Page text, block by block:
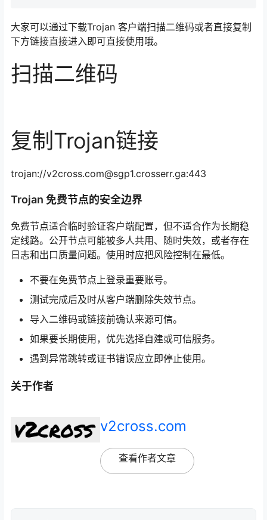
大家可以通过下载Trojan 客户端扫描二维码或者直接复制
下方链接直接进入即可直接使用哦。
扫描二维码
复制Trojan链接
trojan://v2cross.com@sgp1.crosserr.ga:443
Trojan 免费节点的安全边界
免费节点适合临时验证客户端配置，但不适合作为长期稳
定线路。公开节点可能被多人共用、随时失效，或者存在
日志和出口质量问题。使用时应把风险控制在最低。
不要在免费节点上登录重要账号。
测试完成后及时从客户端删除失效节点。
导入二维码或链接前确认来源可信。
如果要长期使用，优先选择自建或可信服务。
遇到异常跳转或证书错误应立即停止使用。
关于作者
v2cross.com
查看作者文章